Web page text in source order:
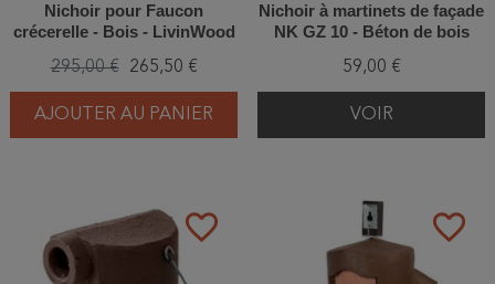
Nichoir pour Faucon
crécerelle - Bois - LivinWood
295,00 € 265,50 €
AJOUTER AU PANIER
Nichoir à martinets de façade
NK GZ 10 - Béton de bois
59,00 €
VOIR
favorite_border favorite_border